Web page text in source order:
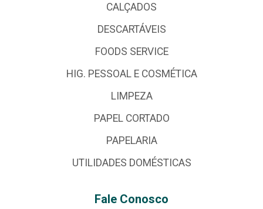
CALÇADOS
DESCARTÁVEIS
FOODS SERVICE
HIG. PESSOAL E COSMÉTICA
LIMPEZA
PAPEL CORTADO
PAPELARIA
UTILIDADES DOMÉSTICAS
Fale Conosco